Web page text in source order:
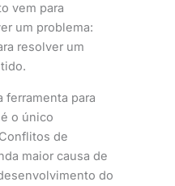
vem para
um problema:
resolver um
ferramenta para
o único
de
maior causa de
do